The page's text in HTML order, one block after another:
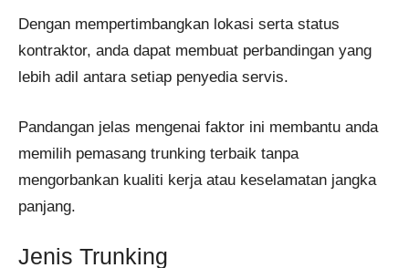
Dengan mempertimbangkan lokasi serta status
kontraktor, anda dapat membuat perbandingan yang
lebih adil antara setiap penyedia servis.
Pandangan jelas mengenai faktor ini membantu anda
memilih pemasang trunking terbaik tanpa
mengorbankan kualiti kerja atau keselamatan jangka
panjang.
Jenis Trunking